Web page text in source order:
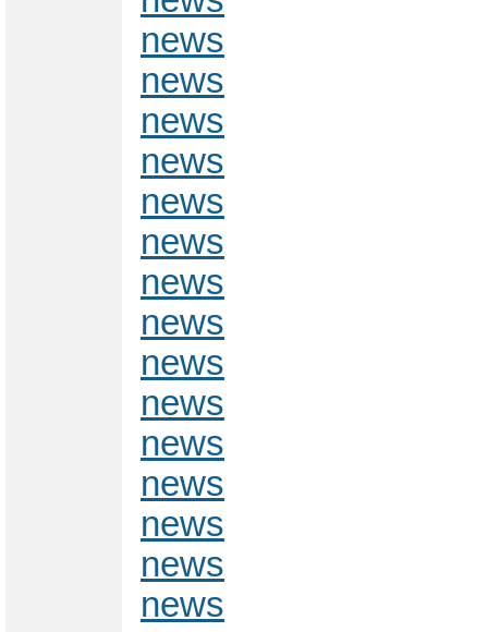
news
news
news
news
news
news
news
news
news
news
news
news
news
news
news